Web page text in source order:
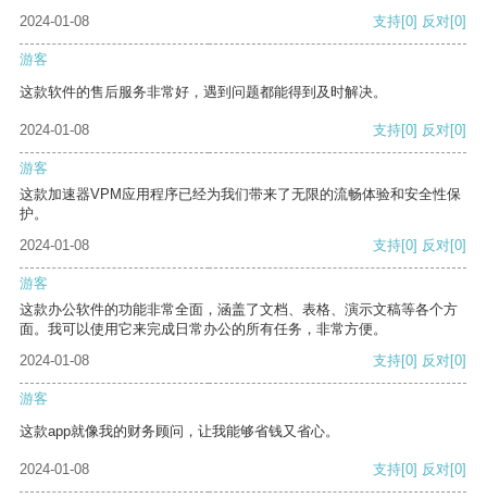
2024-01-08 支持[0] 反对[0]
游客
这款软件的售后服务非常好，遇到问题都能得到及时解决。
2024-01-08 支持[0] 反对[0]
游客
这款加速器VPM应用程序已经为我们带来了无限的流畅体验和安全性保
护。
2024-01-08
支持[0] 反对[0]
游客
这款办公软件的功能非常全面，涵盖了文档、表格、演示文稿等各个方
面。我可以使用它来完成日常办公的所有任务，非常方便。
2024-01-08
支持[0] 反对[0]
游客
这款app就像我的财务顾问，让我能够省钱又省心。
2024-01-08 支持[0] 反对[0]